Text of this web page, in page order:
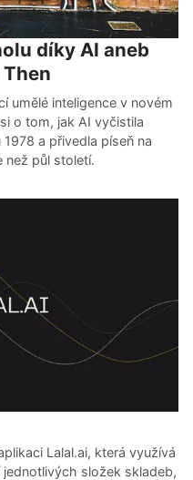
díky AI aneb
umělé inteligence v novém
o tom, jak AI vyčistila
a přivedla píseň na
půl století.
Lalal.ai, která využívá
složek skladeb,